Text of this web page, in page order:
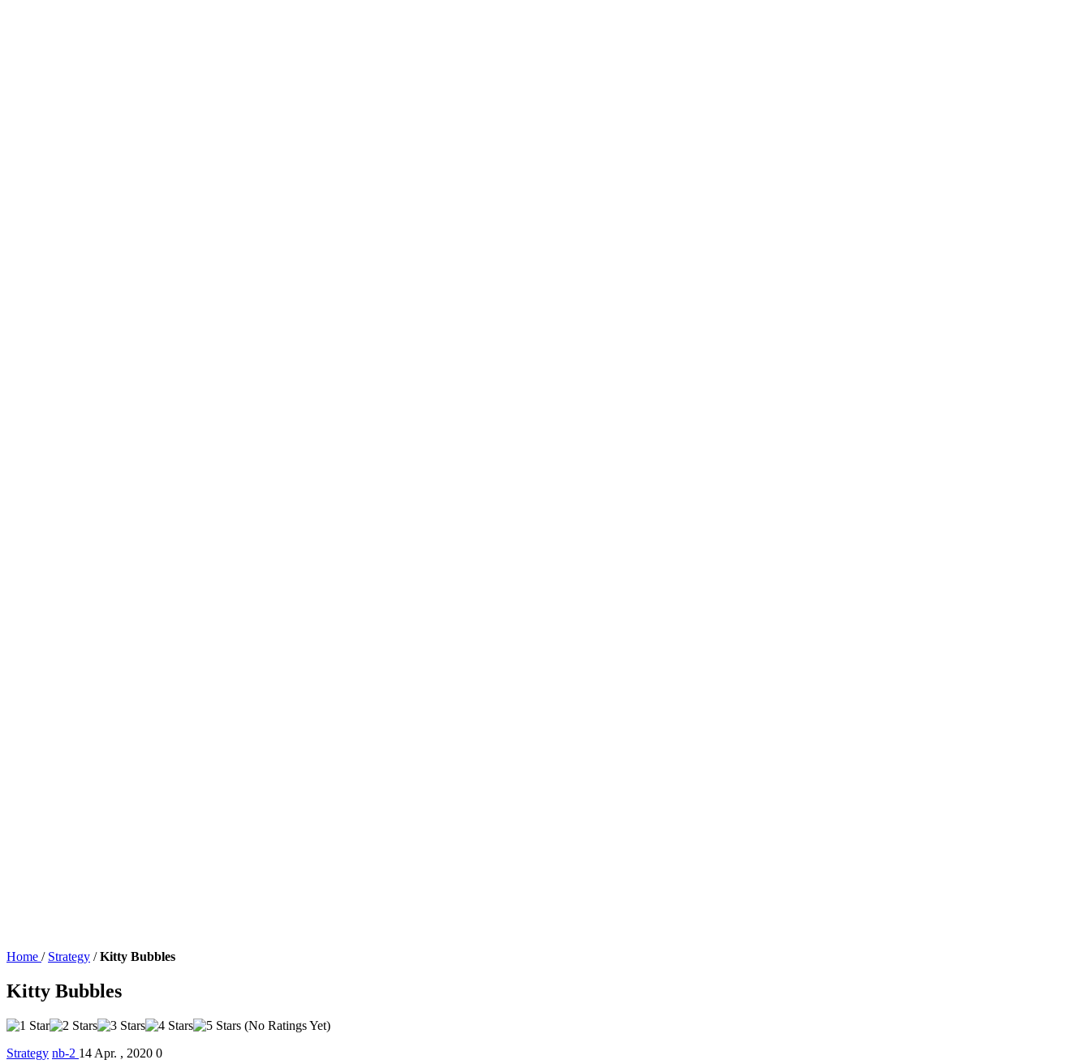
Home / Strategy / Kitty Bubbles
Kitty Bubbles
(No Ratings Yet)
Strategy nb-2 14 Apr. , 2020 0